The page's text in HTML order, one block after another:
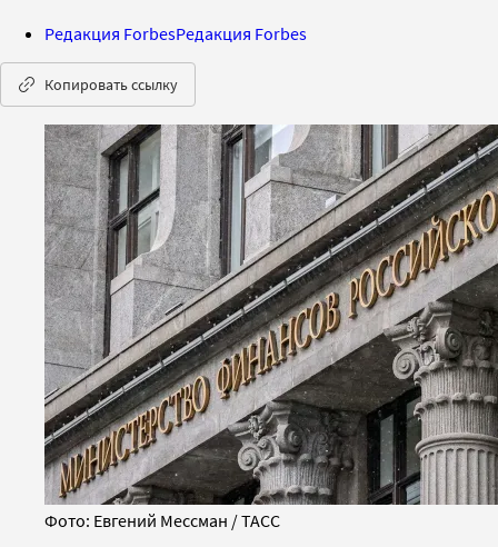
Редакция ForbesРедакция Forbes
Копировать ссылку
Фото: Евгений Мессман / ТАСС